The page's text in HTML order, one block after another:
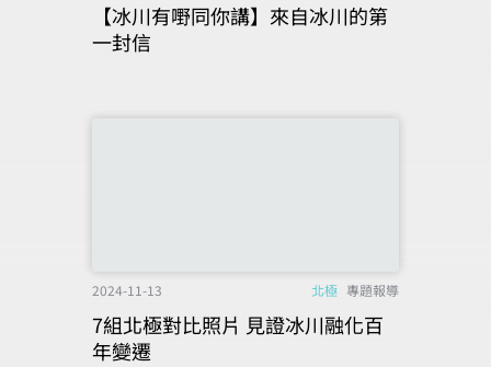
【冰川有嘢同你講】來自冰川的第
一封信
2024-11-13 北極 專題報導
7組北極對比照片 見證冰川融化百
年變遷